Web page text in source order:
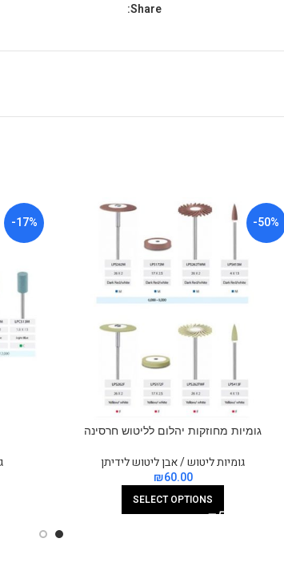
Share:
-50%
גומיות מחוזקות יהלום לליטוש חרסינה
גומיות ליטוש / אבן ליטוש לידיתן
₪
SELECT OPTIONS
-17%